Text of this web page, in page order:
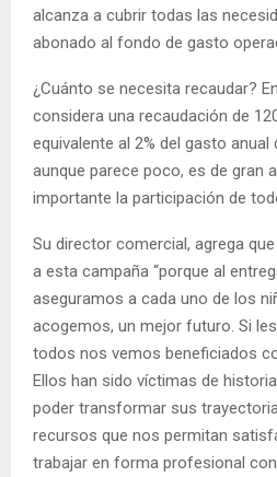
alcanza a cubrir todas las
abonado al fondo de gasto
¿Cuánto se necesita recaudar?
considera una recaudación de
equivalente al 2% del gasto anual
aunque parece poco, es de gran
importante la participación de
Su director comercial, agrega
a esta campaña “porque al
aseguramos a cada uno de los
acogemos, un mejor futuro. Si
todos nos vemos beneficiados
Ellos han sido víctimas de
poder transformar sus
recursos que nos permitan
trabajar en forma profesional